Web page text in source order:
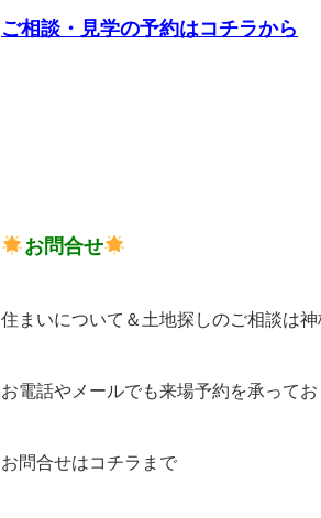
ご相談・見学の予約はコチラから
お問合せ
住まいについて＆土地探しのご相談は
お電話やメールでも来場予約を承ってお
お問合せはコチラまで